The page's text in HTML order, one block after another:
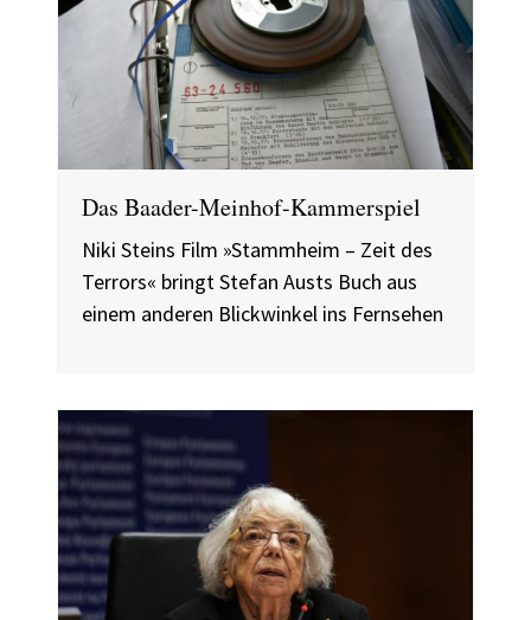
Das Baader-Meinhof-Kammerspiel
Niki Steins Film »Stammheim – Zeit des
Terrors« bringt Stefan Austs Buch aus
einem anderen Blickwinkel ins Fernsehen